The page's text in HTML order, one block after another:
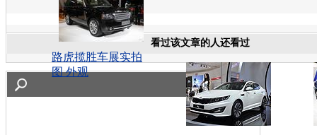
路虎揽胜车展实拍
图 外观
看过该文章的人还看过